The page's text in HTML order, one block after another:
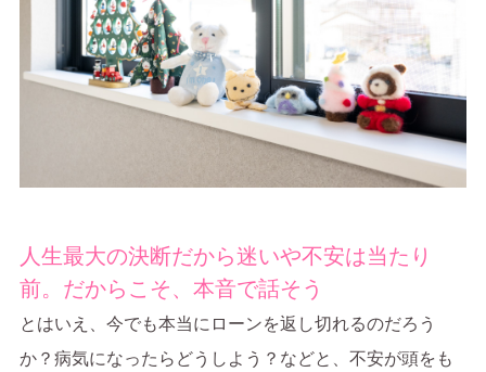
人生最大の決断だから迷いや不安は当たり
前。だからこそ、本音で話そう
とはいえ、今でも本当にローンを返し切れるのだろう
か？病気になったらどうしよう？などと、不安が頭をも